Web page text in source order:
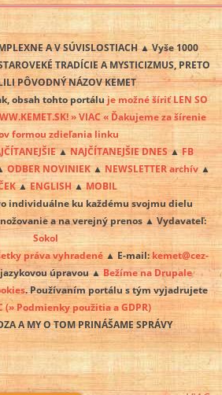
A V SÚVISLOSTIACH ▲ Vyše 1000
TRADÍCIE A MYSTICIZMUS, PRETO
PÔVODNÝ NÁZOV KEMET
obsah tohto portálu je možné šíriť LEN SO
» VIAC « Ďakujeme za šírenie
formou zdieľania linku
▲NAJČÍTANEJŠIE DNES ▲FB
ODBER NOVINIEK▲ NEWSLETTER archív ▲
▲ENGLISH▲MOBIL
individuálne ku každému svojmu dielu
a na verejný prenos ▲ Vydavateľ:
Sokol
práva vyhradené▲ E-mail: kemet@cez-
úpravou ▲ Bežíme na Drupale
. Používaním portálu s tým vyjadrujete
(» Podmienky použitia a GDPR)
A MY O TOM PRINÁŠAME SPRÁVY